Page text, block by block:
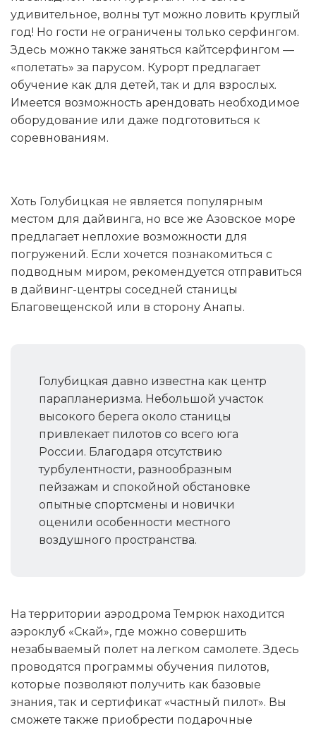
удивительное, волны тут можно ловить круглый
год! Но гости не ограничены только серфингом.
Здесь можно также заняться кайтсерфингом —
«полетать» за парусом. Курорт предлагает
обучение как для детей, так и для взрослых.
Имеется возможность арендовать необходимое
оборудование или даже подготовиться к
соревнованиям.
Хоть Голубицкая не является популярным
местом для дайвинга, но все же Азовское море
предлагает неплохие возможности для
погружений. Если хочется познакомиться с
подводным миром, рекомендуется отправиться
в дайвинг-центры соседней станицы
Благовещенской или в сторону Анапы.
Голубицкая давно известна как центр
парапланеризма. Небольшой участок
высокого берега около станицы
привлекает пилотов со всего юга
России. Благодаря отсутствию
турбулентности, разнообразным
пейзажам и спокойной обстановке
опытные спортсмены и новички
оценили особенности местного
воздушного пространства.
На территории аэродрома Темрюк находится
аэроклуб «Скай», где можно совершить
незабываемый полет на легком самолете. Здесь
проводятся программы обучения пилотов,
которые позволяют получить как базовые
знания, так и сертификат «частный пилот». Вы
сможете также приобрести подарочные